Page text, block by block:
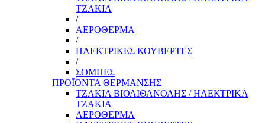
ΤΖΑΚΙΑ
/
ΑΕΡΟΘΕΡΜΑ
/
ΗΛΕΚΤΡΙΚΕΣ ΚΟΥΒΕΡΤΕΣ
/
ΣΟΜΠΕΣ
ΠΡΟΪΟΝΤΑ ΘΕΡΜΑΝΣΗΣ
ΤΖΑΚΙΑ ΒΙΟΑΙΘΑΝΟΛΗΣ / ΗΛΕΚΤΡΙΚΑ
ΤΖΑΚΙΑ
ΑΕΡΟΘΕΡΜΑ